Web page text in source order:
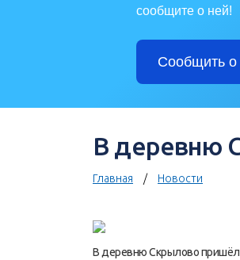
сообщите о ней!
Сообщить
В деревню
Главная Новости
В деревню Скрылово пришёл